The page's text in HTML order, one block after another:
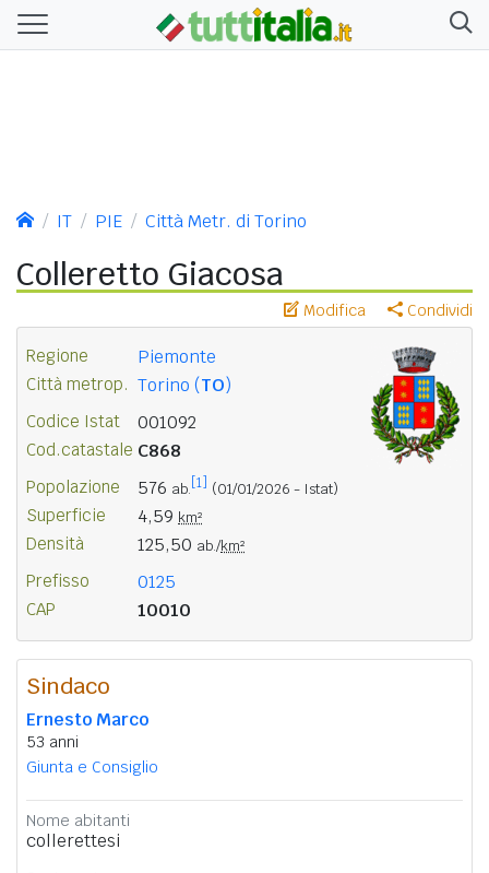
IT PIE Città Metr. di Torino
Colleretto Giacosa
Modifica Condividi
Regione Piemonte
Città metrop. Torino (TO)
Codice Istat 001092
Cod.catastale C868
Popolazione 576 ab. [1] (01/01/2026 - Istat)
Superficie 4,59 km²
Densità 125,50 ab./km²
Prefisso 0125
CAP 10010
Sindaco
Ernesto Marco
53 anni
Giunta e Consiglio
Nome abitanti
collerettesi